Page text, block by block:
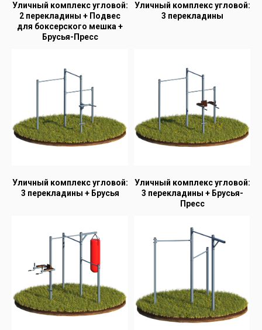
Уличный комплекс угловой:
2 перекладины + Подвес
для боксерского мешка +
Брусья-Пресс
Уличный комплекс угловой:
3 перекладины
Уличный комплекс угловой:
3 перекладины + Брусья
Уличный комплекс угловой:
3 перекладины + Брусья-
Пресс